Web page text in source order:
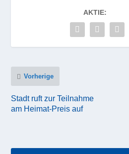
AKTIE:
Vorherige
Stadt ruft zur Teilnahme
am Heimat-Preis auf